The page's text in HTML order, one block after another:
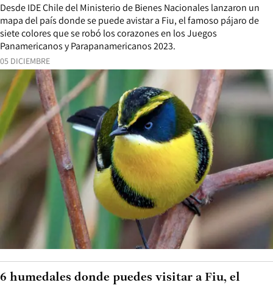
05 DICIEMBRE
Desde IDE Chile del Ministerio de Bienes Nacionales lanzaron un
mapa del país donde se puede avistar a Fiu, el famoso pájaro de
siete colores que se robó los corazones en los Juegos
Panamericanos y Parapanamericanos 2023.
6 humedales donde puedes visitar a Fiu, el